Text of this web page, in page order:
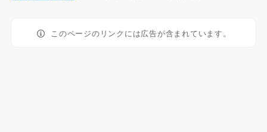
このページのリンクには広告が含まれています。